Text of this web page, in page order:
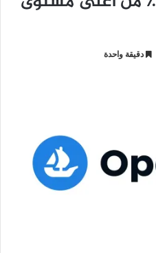
دقيقة واحدة